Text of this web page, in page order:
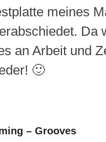
meines
Da
an Arbeit und
🙂
– Grooves